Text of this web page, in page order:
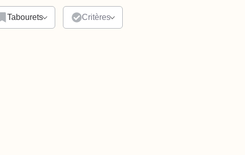
Tabourets Critères